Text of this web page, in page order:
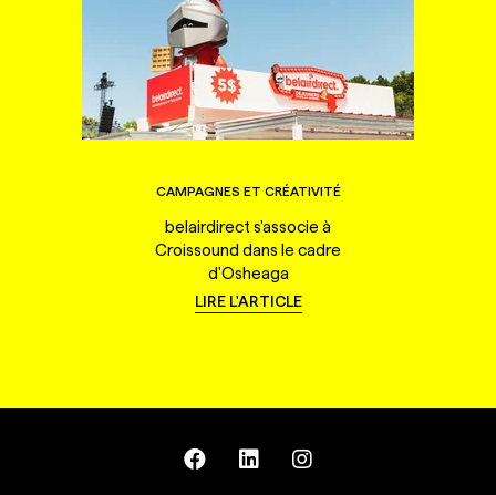
CAMPAGNES ET CRÉATIVITÉ
belairdirect s'associe à
Croissound dans le cadre
d'Osheaga
LIRE L'ARTICLE